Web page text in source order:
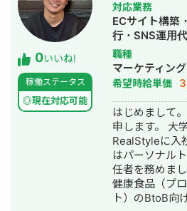
0いいね!
稼働ステータス
◎現在対応可能
対応業務
ECサイト構築
行・SNS運用
制作・構築・運
職種
マーケティング
希望時給単価
はじめまして
申します。 大
RealStyleに入
はパーソナル
任者を務めま
健康食品（プ
ト）のBtoB向